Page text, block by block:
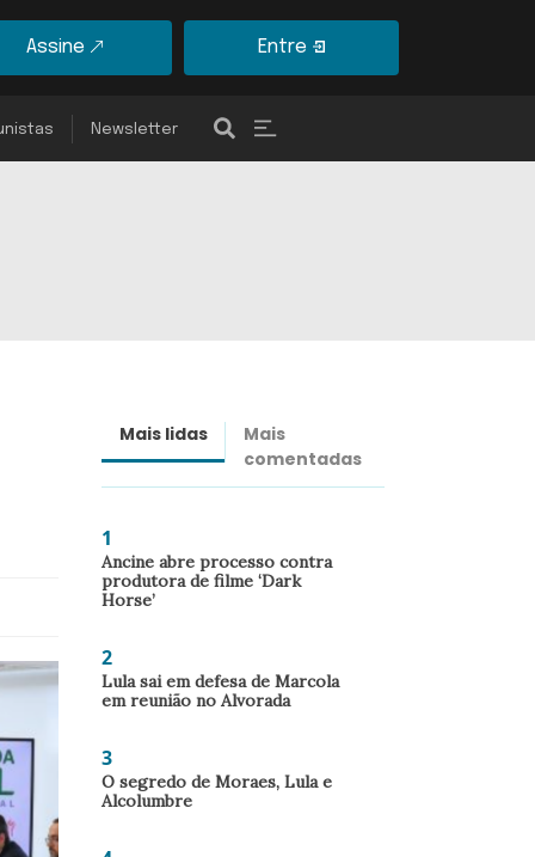
Assine Entre
Newsletter
Mais lidas
Mais
comentadas
1
Ancine abre processo contra
produtora de filme ‘Dark
Horse’
2
Lula sai em defesa de Marcola
em reunião no Alvorada
3
O segredo de Moraes, Lula e
Alcolumbre